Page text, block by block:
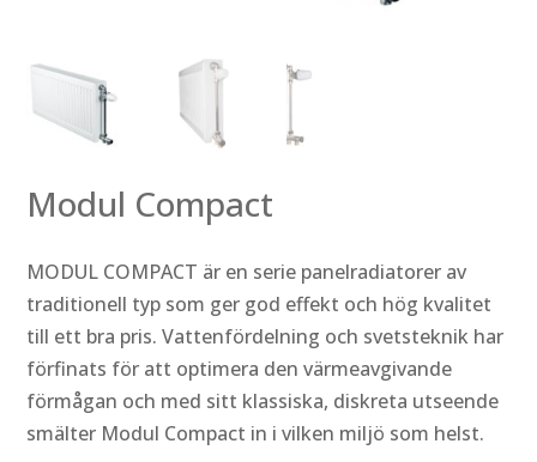
Modul Compact
MODUL COMPACT är en serie panelradiatorer av
traditionell typ som ger god effekt och hög kvalitet
till ett bra pris. Vattenfördelning och svetsteknik har
förfinats för att optimera den värmeavgivande
förmågan och med sitt klassiska, diskreta utseende
smälter Modul Compact in i vilken miljö som helst.